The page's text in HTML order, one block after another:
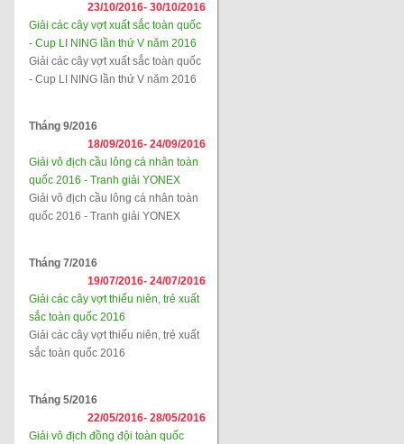
23/10/2016- 30/10/2016
Giải các cây vợt xuất sắc toàn quốc
- Cup LI NING lần thứ V năm 2016
Giải các cây vợt xuất sắc toàn quốc
- Cup LI NING lần thứ V năm 2016
Tháng 9/2016
18/09/2016- 24/09/2016
Giải vô địch cầu lông cá nhân toàn
quốc 2016 - Tranh giải YONEX
Giải vô địch cầu lông cá nhân toàn
quốc 2016 - Tranh giải YONEX
Tháng 7/2016
19/07/2016- 24/07/2016
Giải các cây vợt thiếu niên, trẻ xuất
sắc toàn quốc 2016
Giải các cây vợt thiếu niên, trẻ xuất
sắc toàn quốc 2016
Tháng 5/2016
22/05/2016- 28/05/2016
Giải vô địch đồng đội toàn quốc